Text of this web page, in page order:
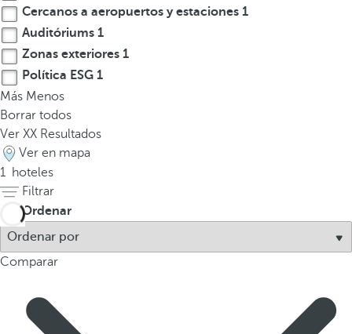
t
e
c
l
a
d
e
f
l
e
c
a
h
Cercanos a aeropuertos y estaciones 1
Auditóriums 1
Zonas exteriores 1
Política ESG 1
Más Menos
Borrar todos
Ver XX Resultados
Ver en mapa
1 hoteles
Filtrar
Ordenar
Comparar